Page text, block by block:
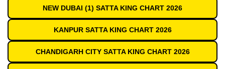
NEW DUBAI (1) SATTA KING CHART 2026
KANPUR SATTA KING CHART 2026
CHANDIGARH CITY SATTA KING CHART 2026